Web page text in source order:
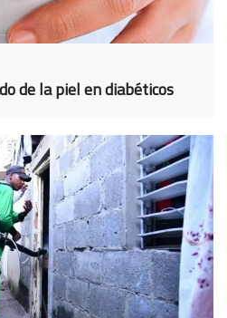
de la piel en diabéticos